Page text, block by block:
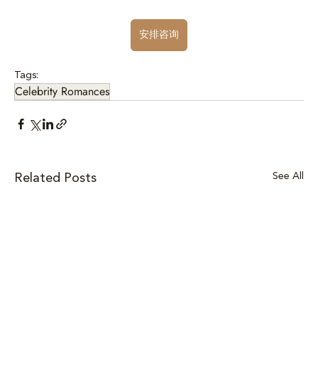
安排咨询
Tags:
Celebrity Romances
Related Posts See All